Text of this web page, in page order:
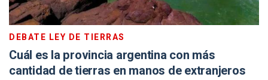
DEBATE LEY DE TIERRAS
Cuál es la provincia argentina con más
cantidad de tierras en manos de extranjeros